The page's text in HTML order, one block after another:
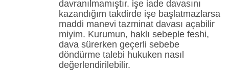
davranılmamıştır. işe iade davasını
kazandığım takdirde işe başlatmazlarsa
maddi manevi tazminat davası açabilir
miyim. Kurumun, haklı sebeple feshi,
dava sürerken geçerli sebebe
döndürme talebi hukuken nasıl
değerlendirilebilir.